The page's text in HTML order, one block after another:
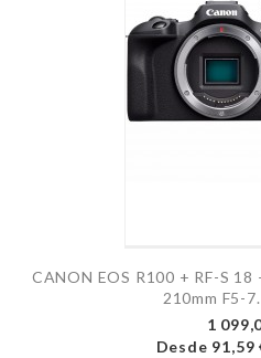
CANON EOS R100 + RF-S 18
210mm F5-
1
Desde 91,59